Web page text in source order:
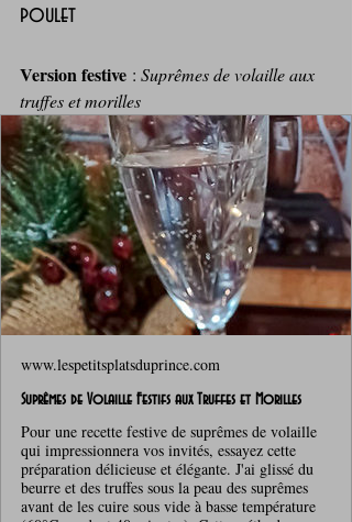
poulet
Version festive : Suprêmes de volaille aux
truffes et morilles
www.lespetitsplatsduprince.com
Suprêmes de Volaille Festifs aux Truffes et Morilles
Pour une recette festive de suprêmes de volaille
qui impressionnera vos invités, essayez cette
préparation délicieuse et élégante. J'ai glissé du
beurre et des truffes sous la peau des suprêmes
avant de les cuire sous vide à basse température